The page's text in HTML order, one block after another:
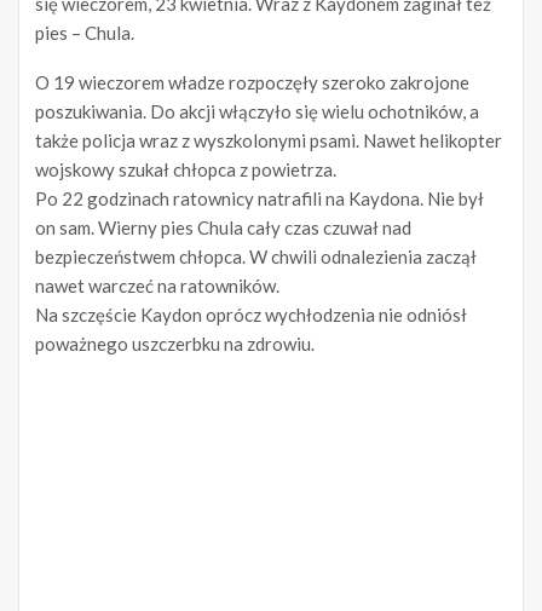
pies – Chula.
O 19 wieczorem władze rozpoczęły szeroko zakrojone
poszukiwania. Do akcji włączyło się wielu ochotników, a
także policja wraz z wyszkolonymi psami. Nawet helikopter
wojskowy szukał chłopca z powietrza.
Po 22 godzinach ratownicy natrafili na Kaydona. Nie był
on sam. Wierny pies Chula cały czas czuwał nad
bezpieczeństwem chłopca. W chwili odnalezienia zaczął
nawet warczeć na ratowników.
Na szczęście Kaydon oprócz wychłodzenia nie odniósł
poważnego uszczerbku na zdrowiu.